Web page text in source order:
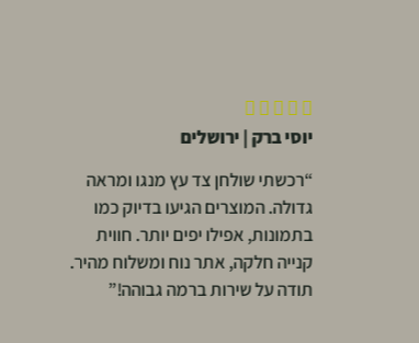





יוסי ברק | ירושלים
“רכשתי שולחן צד עץ מנגו ומראה
גדולה. המוצרים הגיעו בדיוק כמו
בתמונות, אפילו יפים יותר. חווית
קנייה חלקה, אתר נוח ומשלוח מהיר.
תודה על שירות ברמה גבוהה!”